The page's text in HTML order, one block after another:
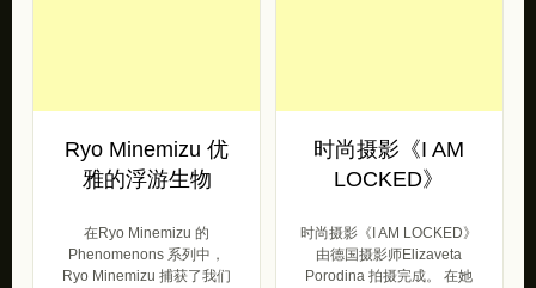
Ryo Minemizu 优
雅的浮游生物
在Ryo Minemizu 的
Phenomenons 系列中，
Ryo Minemizu 捕获了我们
时尚摄影《I AM
LOCKED》
时尚摄影《I AM LOCKED》
由德国摄影师Elizaveta
Porodina 拍摄完成。 在她